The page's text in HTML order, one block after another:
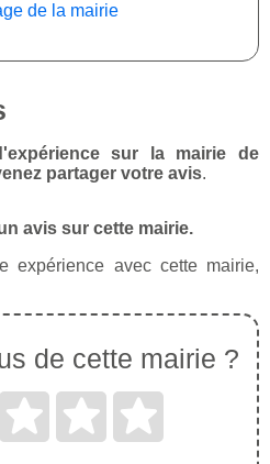
de la mairie
sur la mairie de
partager votre avis.
avis sur cette mairie.
expérience avec cette mairie,
de cette mairie ?